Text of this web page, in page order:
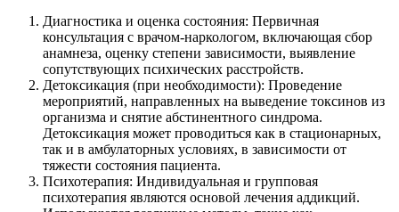
Диагностика и оценка состояния: Первичная
консультация с врачом-наркологом, включающая сбор
анамнеза, оценку степени зависимости, выявление
сопутствующих психических расстройств.
Детоксикация (при необходимости): Проведение
мероприятий, направленных на выведение токсинов из
организма и снятие абстинентного синдрома.
Детоксикация может проводиться как в стационарных,
так и в амбулаторных условиях, в зависимости от
тяжести состояния пациента.
Психотерапия: Индивидуальная и групповая
психотерапия являются основой лечения аддикций.